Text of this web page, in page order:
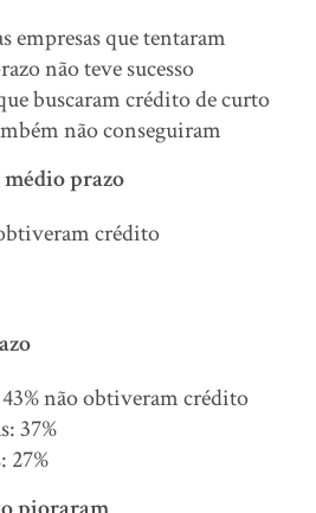
empresas que tentaram
não teve sucesso
buscaram crédito de curto
não conseguiram
prazo
crédito
não obtiveram crédito
37%
27%